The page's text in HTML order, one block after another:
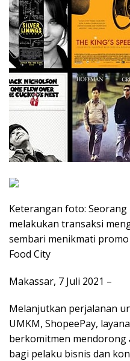
Keterangan foto:
melakukan transaksi
sembari menikmati promo
Food City
Makassar, 7 Juli 2021 –
Melanjutkan perjalanan
UMKM, ShopeePay,
berkomitmen mendorong
bagi pelaku bisnis dan